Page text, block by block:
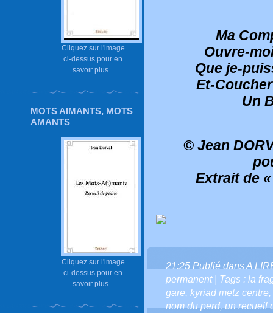
Cliquez sur l'image
ci-dessus pour en
savoir plus...
MOTS AIMANTS, MOTS
AMANTS
Cliquez sur l'image
ci-dessus pour en
savoir plus...
Ma
Ouvre-
Que je-
Et-
Un
© Jean
Extrait de
21:25 Publié dansA
permanent| Tags : la
gare, kyriad metz centre,
nom du perd,un recueil